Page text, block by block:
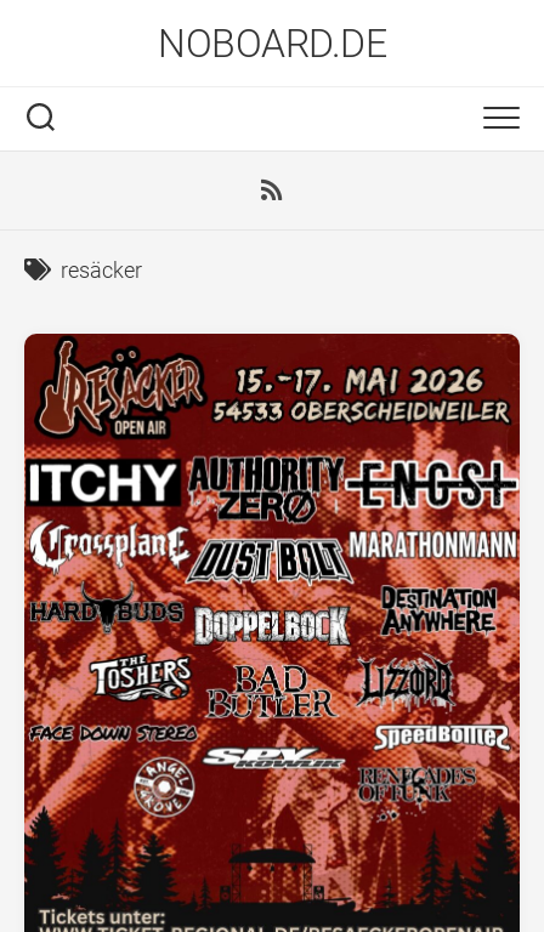
NOBOARD.DE
resäcker